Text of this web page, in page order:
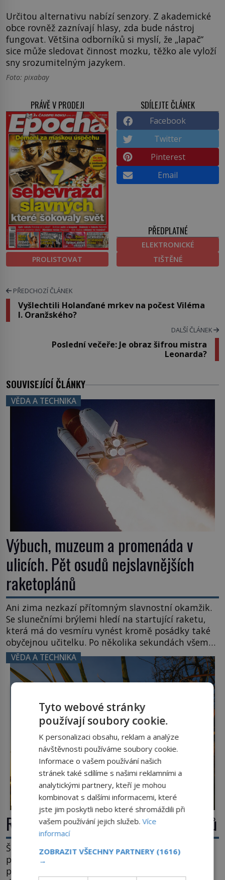
Určitou alternativu nabízí senzory. Z akademické
obce rovněž zaznívají hlasy, zda bude nástroj
fungovat. Většina odborníků si myslí, že „lapač“
sice může sledovat činnost mozku, těžko ale vyloží
sny srozumitelným jazykem.
Foto: pixabay
PRÁVĚ V PRODEJI
PROLISTOVAT
SDÍLEJTE ČLÁNEK
Facebook
Twitter
Pinterest
Email
PŘEDPLATNÉ
ELEKTRONICKÉ
TIŠTĚNÉ
PŘEDCHOZÍ ČLÁNEK
Vyšlechtili Holanďané mrkev na počest Viléma
I. Oranžského?
DALŠÍ ČLÁNEK
Poslední večeře: Je obraz šifrou mistra
Leonarda?
SOUVISEJÍCÍ ČLÁNKY
VĚDA A TECHNIKA
Výbuch, muzeum a promenáda v
ulicích. Pět osudů nejslavnějších
raketoplánů
Ani zima nezkazí přítomným slavnostní okamžik.
Se slunečními brýlemi hledí na startující raketu,
která má do vesmíru vynést kromě posádky také
obyčejnou učitelku. Po několika sekundách všem
ztuhnou úsměvy, stroj totiž exploduje. Jejich
konstrukce není z levného kraje, daňové
poplatníky stojí miliardy dolarů. Na druhou stranu
zvládnou jen představitelné věci. Na malé kousky
Název: Columbia První […]
VĚDA A TECHNIKA
Rákos: Nenápadný poklad z mokřadů
Šumí ve větru na březích rybníků, ukrývá vodní
ptáky a mnozí kolem něj procházejí bez
povšimnutí. Přesto právě rákos pomáhal stavět
Tyto webové stránky
používají soubory cookie.
K personalizaci obsahu, reklam a analýze
návštěvnosti používáme soubory cookie.
Informace o vašem používání našich
stránek také sdílíme s našimi reklamními a
analytickými partnery, kteří je mohou
kombinovat s dalšími informacemi, které
jste jim poskytli nebo které shromáždili při
vašem používání jejich služeb.Více
informací
ZOBRAZIT VŠECHNY PARTNERY (1616)
→